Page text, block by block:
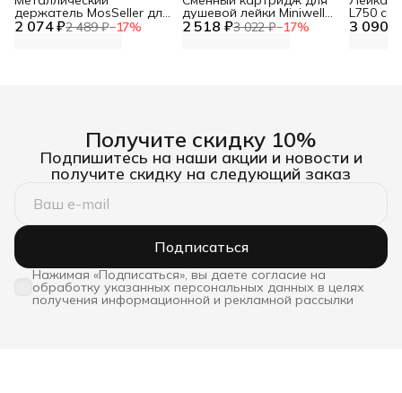
2 074 ₽2 489 ₽−17%
держатель MosSeller для
смартфона с 2 518 ₽3 022 ₽−17%
душевой лейки Miniwell
L750, угольный 3 090 ₽
L750 со
Получите скидку 10%
Подпишитесь на наши акции и новости и
получите скидку на следующий заказ
Подписаться
Нажимая «Подписаться», вы даете согласие на
обработку указанных персональных данных в целях
получения информационной и рекламной рассылки